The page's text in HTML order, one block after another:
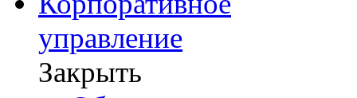
управление
Закрыть